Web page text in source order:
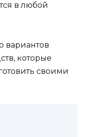
в любой
вариантов
которые
своими